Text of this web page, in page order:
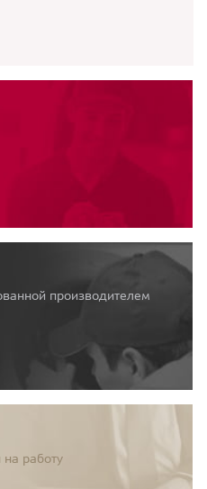
производителем
работу